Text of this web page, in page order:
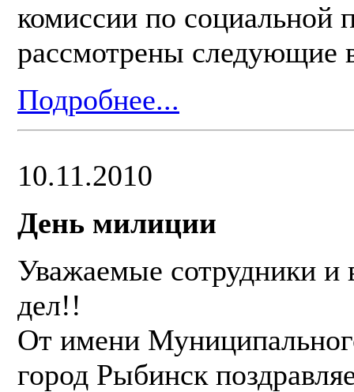
комиссии по социальной
рассмотрены следующие
Подробнее...
10.11.2010
День милиции
Уважаемые сотрудники и
дел!!
От имени
город Рыбинск